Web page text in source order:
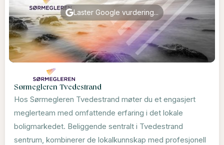
Laster Google vurdering...
Sørmegleren Tvedestrand
Hos Sørmegleren Tvedestrand møter du et engasjert
meglerteam med omfattende erfaring i det lokale
boligmarkedet. Beliggende sentralt i Tvedestrand
sentrum, kombinerer de lokalkunnskap med profesjonell